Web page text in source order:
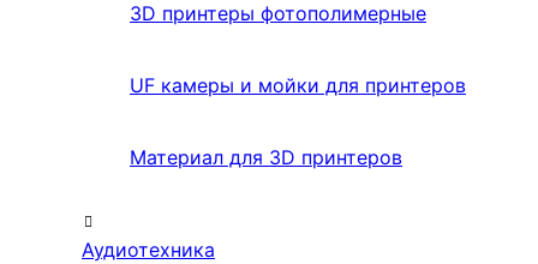
3D принтеры фотополимерные
UF камеры и мойки для принтеров
Материал для 3D принтеров
Аудиотехника